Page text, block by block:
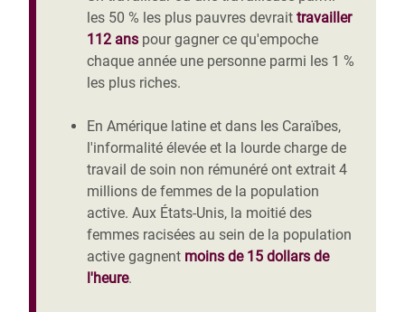
les 50 % les plus pauvres devrait travailler
112 ans pour gagner ce qu'empoche
chaque année une personne parmi les 1 %
les plus riches.
En Amérique latine et dans les Caraïbes,
l'informalité élevée et la lourde charge de
travail de soin non rémunéré ont extrait 4
millions de femmes de la population
active. Aux États-Unis, la moitié des
femmes racisées au sein de la population
active gagnent moins de 15 dollars de
l'heure.